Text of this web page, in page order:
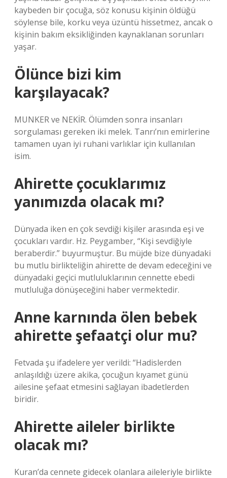
kaybeden bir çocuğa, söz konusu kişinin öldüğü
söylense bile, korku veya üzüntü hissetmez, ancak o
kişinin bakım eksikliğinden kaynaklanan sorunları
yaşar.
Ölünce bizi kim
karşılayacak?
MUNKER ve NEKİR. Ölümden sonra insanları
sorgulaması gereken iki melek. Tanrı’nın emirlerine
tamamen uyan iyi ruhani varlıklar için kullanılan
isim.
Ahirette çocuklarımız
yanımızda olacak mı?
Dünyada iken en çok sevdiği kişiler arasında eşi ve
çocukları vardır. Hz. Peygamber, “Kişi sevdiğiyle
beraberdir.” buyurmuştur. Bu müjde bize dünyadaki
bu mutlu birlikteliğin ahirette de devam edeceğini ve
dünyadaki geçici mutluluklarının cennette ebedi
mutluluğa dönüşeceğini haber vermektedir.
Anne karnında ölen bebek
ahirette şefaatçi olur mu?
Fetvada şu ifadelere yer verildi: “Hadislerden
anlaşıldığı üzere akika, çocuğun kıyamet günü
ailesine şefaat etmesini sağlayan ibadetlerden
biridir.
Ahirette aileler birlikte
olacak mı?
Kuran’da cennete gidecek olanlara aileleriyle birlikte